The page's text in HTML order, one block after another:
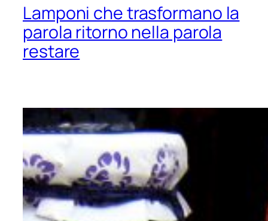
Lamponi che trasformano la
parola ritorno nella parola
restare